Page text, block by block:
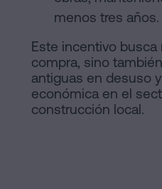
menos tres años.
Este incentivo busca
compra, sino
antiguas en desuso
económica en el
construcción local.